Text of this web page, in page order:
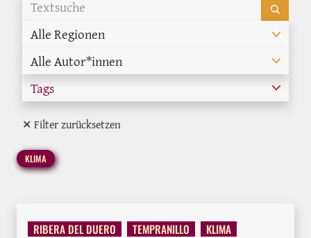
Alle Regionen
Alle Autor*innen
Tags
✕ Filter zurücksetzen
KLIMA
RIBERA DEL DUERO TEMPRANILLO
KLIMA